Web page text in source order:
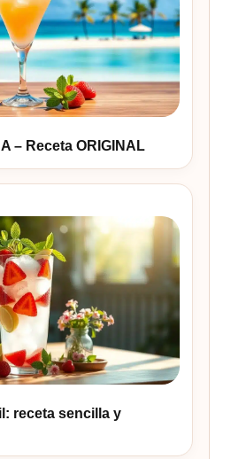
– Receta ORIGINAL
receta sencilla y